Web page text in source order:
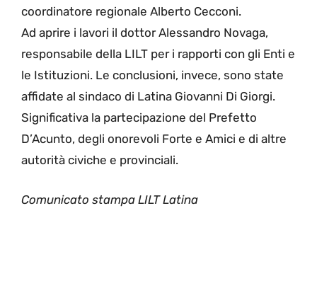
coordinatore regionale Alberto Cecconi.
Ad aprire i lavori il dottor Alessandro Novaga,
responsabile della LILT per i rapporti con gli Enti e
le Istituzioni. Le conclusioni, invece, sono state
affidate al sindaco di Latina Giovanni Di Giorgi.
Significativa la partecipazione del Prefetto
D’Acunto, degli onorevoli Forte e Amici e di altre
autorità civiche e provinciali.
Comunicato stampa LILT Latina